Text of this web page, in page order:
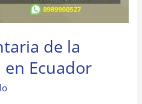
de la
Ecuador